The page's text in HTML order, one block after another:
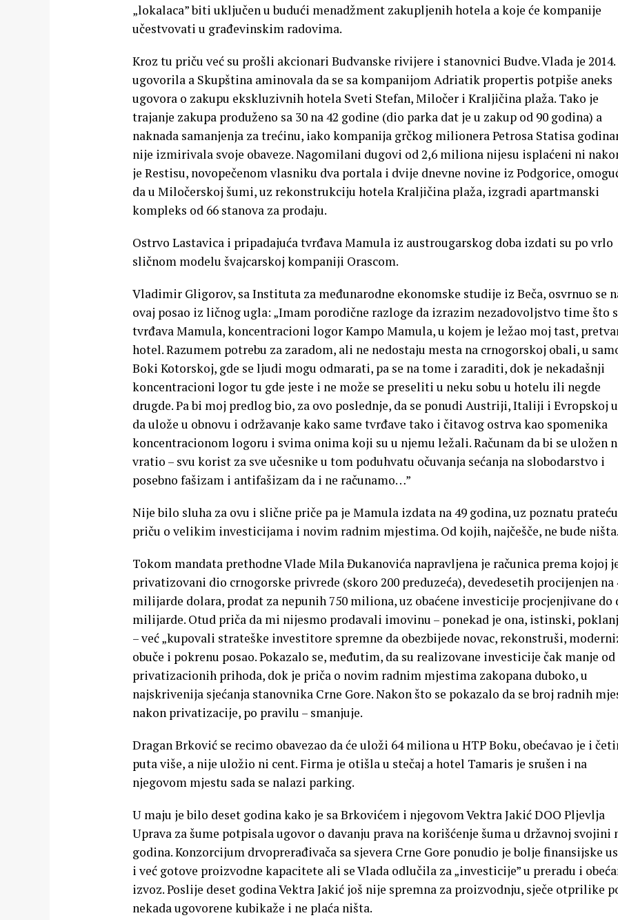
„lokalaca” biti uključen u budući menadžment zakupljenih hotela a koje će kompanije
učestvovati u građevinskim radovima.
Kroz tu priču već su prošli akcionari Budvanske rivijere i stanovnici Budve. Vlada je 2014.
ugovorila a Skupština aminovala da se sa kompanijom Adriatik propertis potpiše aneks
ugovora o zakupu ekskluzivnih hotela Sveti Stefan, Miločer i Kraljičina plaža. Tako je
trajanje zakupa produženo sa 30 na 42 godine (dio parka dat je u zakup od 90 godina) a
naknada samanjenja za trećinu, iako kompanija grčkog milionera Petrosa Statisa
nije izmirivala svoje obaveze. Nagomilani dugovi od 2,6 miliona nijesu isplaćeni ni
je Restisu, novopečenom vlasniku dva portala i dvije dnevne novine iz Podgorice,
da u Miločerskoj šumi, uz rekonstrukciju hotela Kraljičina plaža, izgradi apartmanski
kompleks od 66 stanova za prodaju.
Ostrvo Lastavica i pripadajuća tvrđava Mamula iz austrougarskog doba izdati su po vrlo
sličnom modelu švajcarskoj kompaniji Orascom.
Vladimir Gligorov, sa Instituta za međunarodne ekonomske studije iz Beča, osvrnuo se
ovaj posao iz ličnog ugla: „Imam porodične razloge da izrazim nezadovoljstvo time što
tvrđava Mamula, koncentracioni logor Kampo Mamula, u kojem je ležao moj tast,
hotel. Razumem potrebu za zaradom, ali ne nedostaju mesta na crnogorskoj obali, u
Boki Kotorskoj, gde se ljudi mogu odmarati, pa se na tome i zaraditi, dok je nekadašnji
koncentracioni logor tu gde jeste i ne može se preseliti u neku sobu u hotelu ili negde
drugde. Pa bi moj predlog bio, za ovo poslednje, da se ponudi Austriji, Italiji i Evropskoj
da ulože u obnovu i održavanje kako same tvrđave tako i čitavog ostrva kao spomenika
koncentracionom logoru i svima onima koji su u njemu ležali. Računam da bi se uložen
vratio – svu korist za sve učesnike u tom poduhvatu očuvanja sećanja na slobodarstvo i
posebno fašizam i antifašizam da i ne računamo…”
Nije bilo sluha za ovu i slične priče pa je Mamula izdata na 49 godina, uz poznatu prateću
priču o velikim investicijama i novim radnim mjestima. Od kojih, najčešče, ne bude ništa.
Tokom mandata prethodne Vlade Mila Đukanovića napravljena je računica prema kojoj
privatizovani dio crnogorske privrede (skoro 200 preduzeća), devedesetih procijenjen na
milijarde dolara, prodat za nepunih 750 miliona, uz obaćene investicije procjenjivane do
milijarde. Otud priča da mi nijesmo prodavali imovinu – ponekad je ona, istinski,
– već „kupovali strateške investitore spremne da obezbijede novac, rekonstruši,
obuče i pokrenu posao. Pokazalo se, međutim, da su realizovane investicije čak manje od
privatizacionih prihoda, dok je priča o novim radnim mjestima zakopana duboko, u
najskrivenija sjećanja stanovnika Crne Gore. Nakon što se pokazalo da se broj radnih
nakon privatizacije, po pravilu – smanjuje.
Dragan Brković se recimo obavezao da će uloži 64 miliona u HTP Boku, obećavao je i
puta više, a nije uložio ni cent. Firma je otišla u stečaj a hotel Tamaris je srušen i na
njegovom mjestu sada se nalazi parking.
U maju je bilo deset godina kako je sa Brkovićem i njegovom Vektra Jakić DOO Pljevlja
Uprava za šume potpisala ugovor o davanju prava na korišćenje šuma u državnoj svojini
godina. Konzorcijum drvoprerađivača sa sjevera Crne Gore ponudio je bolje finansijske
i već gotove proizvodne kapacitete ali se Vlada odlučila za „investicije” u preradu i
izvoz. Poslije deset godina Vektra Jakić još nije spremna za proizvodnju, sječe otprilike
nekada ugovorene kubikaže i ne plaća ništa.